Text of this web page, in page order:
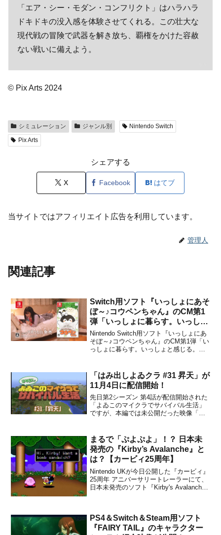
「エア・シー・モダン・コンフリクト」はハラハラ
ドキドキの没入感を体験させてくれる。この壮大な
現代戦の冒険で武器を解き放ち、覇権をかけた容赦
ない戦いに備えよう。
© Pix Arts 2024
シミュレーション ジャンル別
Nintendo Switch
Pix Arts
シェアする
X Facebook はてブ
当サイトではアフィリエイト広告を利用しています。
管理人
関連記事
Switch用ソフト『いっしょにあそ
ぼ～♪コウペンちゃん』のCM第1
弾「いっしょに暮らす。いっしょ
と感じる。」篇が公開！
Nintendo Switch用ソフト『いっしょにあ
そぼ～♪コウペンちゃん』のCM第1弾「い
っしょに暮らす。いっしょと感じる。」
できます。お盆明けのお仕事、おつかれ
さまでした🍀#いっしょにあそぼ～コウペ
ンちゃ...
「はみ出しよゐクラ #31 昇天」が
11月4日に配信開始！
先日第2シーズン 第4話が配信開始された
「よゐこのマイクラでサバイバル生活」
ですが、本編では未公開だった映像「は
#31 昇天はみ出しよゐクラ #31「昇天」
「よゐこのマイクラでサバイバル生活」
の...
まるで「ぷよぷよ」！？ 日本未
発売の『Kirby’s Avalanche』と
は？【カービィ25周年】
Nintendo UKが今日公開した『カービィ』
25周年 アニバーサリートレーラーにて、
日本未発売のソフト『Kirby's Avalanche
PS4＆Switch＆Steam用ソフト
『FAIRY TAIL』のキャラクター